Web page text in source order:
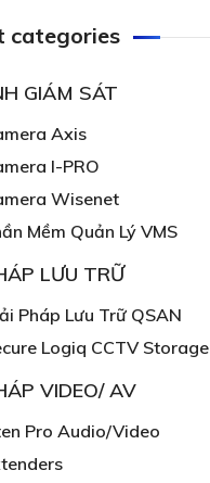
categories
GIÁM SÁT
Axis
I-PRO
Wisenet
Mềm Quản Lý VMS
LƯU TRỮ
Pháp Lưu Trữ QSAN
Logiq CCTV Storage
VIDEO/ AV
Pro Audio/Video